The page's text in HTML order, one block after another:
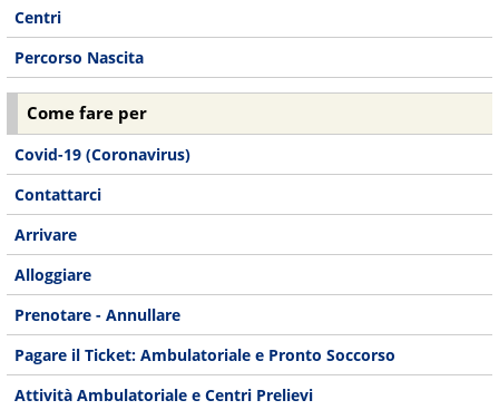
Centri
Percorso Nascita
Come fare per
Covid-19 (Coronavirus)
Contattarci
Arrivare
Alloggiare
Prenotare - Annullare
Pagare il Ticket: Ambulatoriale e Pronto Soccorso
Attività Ambulatoriale e Centri Prelievi